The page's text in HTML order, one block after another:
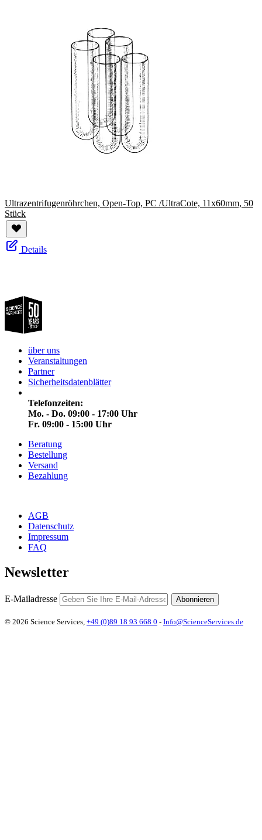
Ultrazentrifugenröhrchen, Open-Top, PC /UltraCote, 11x60mm, 50
Stück
Details
über uns
Veranstaltungen
Partner
Sicherheitsdatenblätter
Telefonzeiten:
Mo. - Do. 09:00 - 17:00 Uhr
Fr. 09:00 - 15:00 Uhr
Beratung
Bestellung
Versand
Bezahlung
AGB
Datenschutz
Impressum
FAQ
Newsletter
E-Mailadresse Abonnieren
© 2026 Science Services, +49 (0)89 18 93 668 0 - Info@ScienceServices.de